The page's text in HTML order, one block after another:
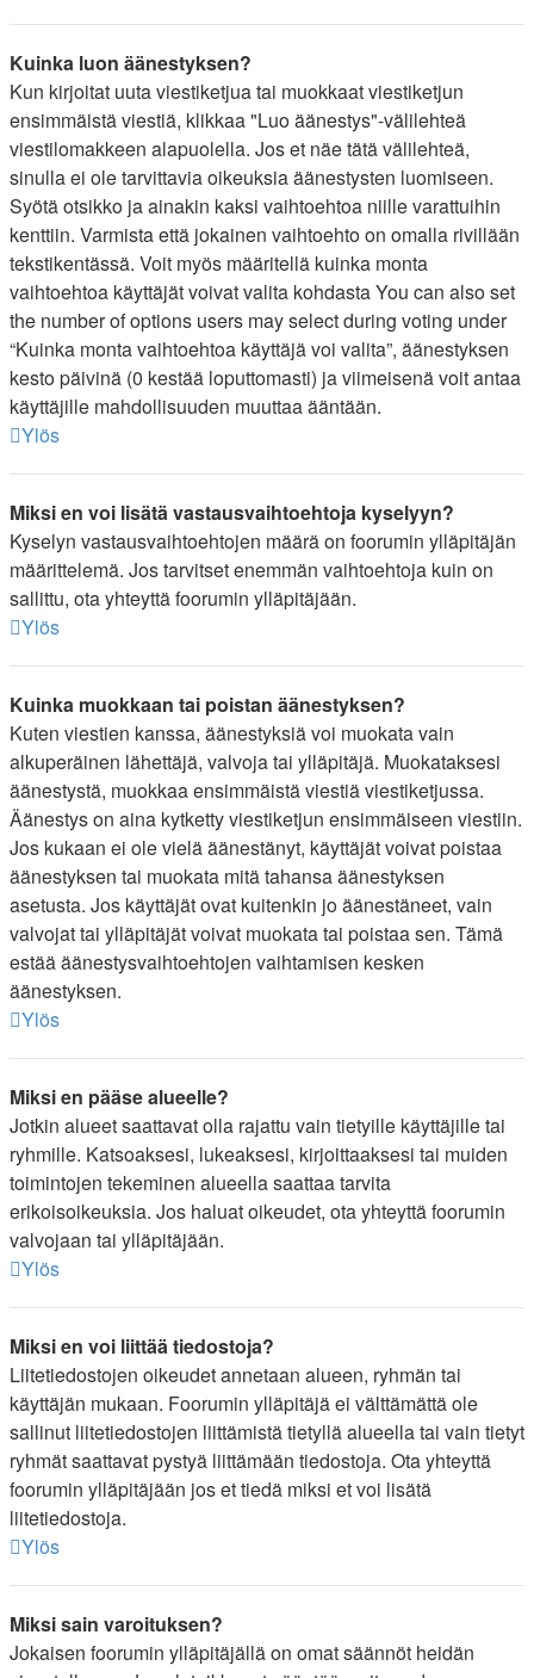
Kuinka luon äänestyksen?
Kun kirjoitat uuta viestiketjua tai muokkaat viestiketjun
ensimmäistä viestiä, klikkaa "Luo äänestys"-välilehteä
viestilomakkeen alapuolella. Jos et näe tätä välilehteä,
sinulla ei ole tarvittavia oikeuksia äänestysten luomiseen.
Syötä otsikko ja ainakin kaksi vaihtoehtoa niille varattuihin
kenttiin. Varmista että jokainen vaihtoehto on omalla rivillään
tekstikentässä. Voit myös määritellä kuinka monta
vaihtoehtoa käyttäjät voivat valita kohdasta You can also set
the number of options users may select during voting under
“Kuinka monta vaihtoehtoa käyttäjä voi valita”, äänestyksen
kesto päivinä (0 kestää loputtomasti) ja viimeisenä voit antaa
käyttäjille mahdollisuuden muuttaa ääntään.
Ylös
Miksi en voi lisätä vastausvaihtoehtoja kyselyyn?
Kyselyn vastausvaihtoehtojen määrä on foorumin ylläpitäjän
määrittelemä. Jos tarvitset enemmän vaihtoehtoja kuin on
sallittu, ota yhteyttä foorumin ylläpitäjään.
Ylös
Kuinka muokkaan tai poistan äänestyksen?
Kuten viestien kanssa, äänestyksiä voi muokata vain
alkuperäinen lähettäjä, valvoja tai ylläpitäjä. Muokataksesi
äänestystä, muokkaa ensimmäistä viestiä viestiketjussa.
Äänestys on aina kytketty viestiketjun ensimmäiseen viestiin.
Jos kukaan ei ole vielä äänestänyt, käyttäjät voivat poistaa
äänestyksen tai muokata mitä tahansa äänestyksen
asetusta. Jos käyttäjät ovat kuitenkin jo äänestäneet, vain
valvojat tai ylläpitäjät voivat muokata tai poistaa sen. Tämä
estää äänestysvaihtoehtojen vaihtamisen kesken
äänestyksen.
Ylös
Miksi en pääse alueelle?
Jotkin alueet saattavat olla rajattu vain tietyille käyttäjille tai
ryhmille. Katsoaksesi, lukeaksesi, kirjoittaaksesi tai muiden
toimintojen tekeminen alueella saattaa tarvita
erikoisoikeuksia. Jos haluat oikeudet, ota yhteyttä foorumin
valvojaan tai ylläpitäjään.
Ylös
Miksi en voi liittää tiedostoja?
Liitetiedostojen oikeudet annetaan alueen, ryhmän tai
käyttäjän mukaan. Foorumin ylläpitäjä ei välttämättä ole
sallinut liitetiedostojen liittämistä tietyllä alueella tai vain tietyt
ryhmät saattavat pystyä liittämään tiedostoja. Ota yhteyttä
foorumin ylläpitäjään jos et tiedä miksi et voi lisätä
liitetiedostoja.
Ylös
Miksi sain varoituksen?
Jokaisen foorumin ylläpitäjällä on omat säännöt heidän